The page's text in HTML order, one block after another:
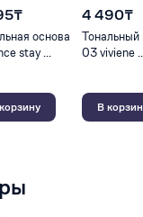
основа
stay ...
4 490₸
Тональный
03 viviene
В